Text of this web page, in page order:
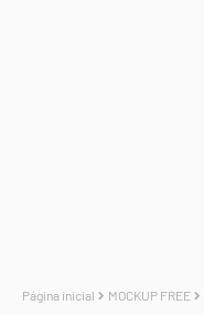
Página inicial MOCKUP FREE